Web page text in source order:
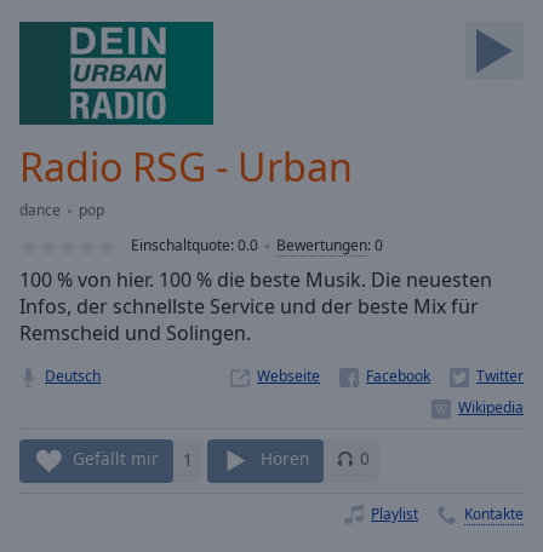
Current
Loaded :
Stream
TypeLIVE
Seek to
currently
behind
Remaining
Time-
Radio RSG - Urban
dance
pop
Einschaltquote:0.0 Bewertungen:0
100 % von hier. 100 % die beste Musik. Die neuesten
Infos, der schnellste Service und der beste Mix für
Remscheid und Solingen.
Deutsch Webseite
Gefällt mir 1 Hören 0
Playlist Kontakte